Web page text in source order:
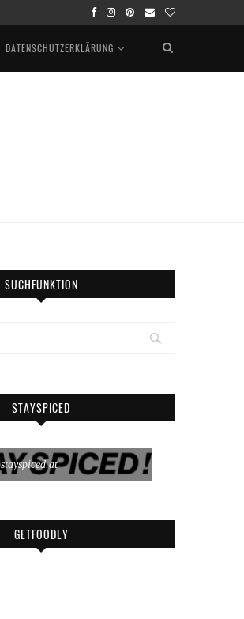
DATENSCHUTZERKLÄRUNG
SUCHFUNKTION
STAYSPICED
stayspiced.at
GETFOODLY